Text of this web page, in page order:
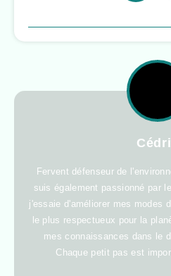
Fervent défenseur de
suis également passionné par
j'essaie d'améliorer mes modes
le plus respectueux pour la
mes connaissances dans le
Chaque petit pas est